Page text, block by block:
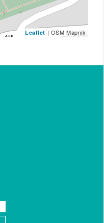
Leaflet | OSM Mapnik